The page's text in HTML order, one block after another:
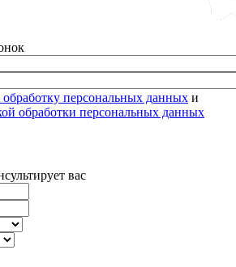
обработку персональных данных и
обработки персональных данных
вас